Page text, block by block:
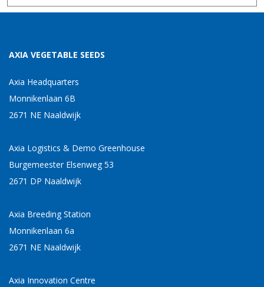
AXIA VEGETABLE SEEDS
Axia Headquarters
Monnikenlaan 6B
2671 NE Naaldwijk
Axia Logistics & Demo Greenhouse
Burgemeester Elsenweg 53
2671 DP Naaldwijk
Axia Breeding Station
Monnikenlaan 6a
2671 NE Naaldwijk
Axia Innovation Centre